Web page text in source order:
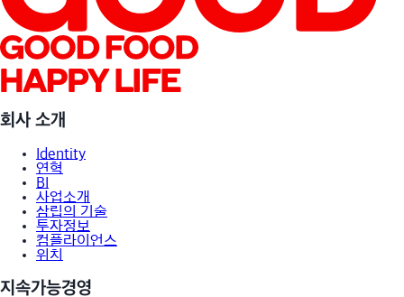
회사 소개
Identity
연혁
BI
사업소개
삼립의 기술
투자정보
컴플라이언스
위치
지속가능경영